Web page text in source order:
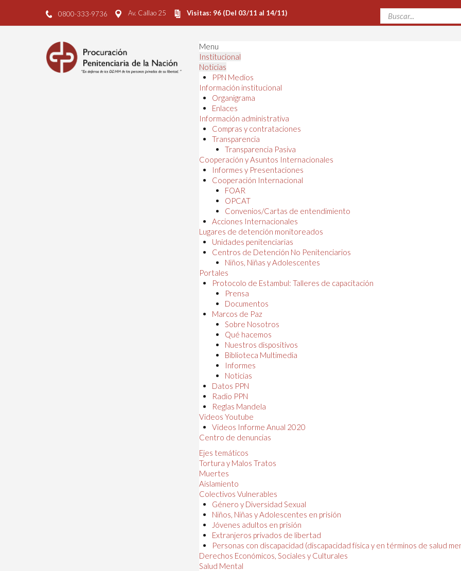
0800-333-9736 Av. Callao 25 Visitas: 96 (Del 03/11 al 14/11)
Menu
Institucional
Noticias
PPN Medios
Información institucional
Organigrama
Enlaces
Información administrativa
Compras y contrataciones
Transparencia
Transparencia Pasiva
Cooperación y Asuntos Internacionales
Informes y Presentaciones
Cooperación Internacional
FOAR
OPCAT
Convenios/Cartas de entendimiento
Acciones Internacionales
Lugares de detención monitoreados
Unidades penitenciarias
Centros de Detención No Penitenciarios
Niños, Niñas y Adolescentes
Portales
Protocolo de Estambul: Talleres de capacitación
Prensa
Documentos
Marcos de Paz
Sobre Nosotros
Qué hacemos
Nuestros dispositivos
Biblioteca Multimedia
Informes
Noticias
Datos PPN
Radio PPN
Reglas Mandela
Videos Youtube
Videos Informe Anual 2020
Centro de denuncias
Ejes temáticos
Tortura y Malos Tratos
Muertes
Aislamiento
Colectivos Vulnerables
Género y Diversidad Sexual
Niños, Niñas y Adolescentes en prisión
Jóvenes adultos en prisión
Extranjeros privados de libertad
Personas con discapacidad (discapacidad física y en términos de salud
Derechos Económicos, Sociales y Culturales
Salud Mental